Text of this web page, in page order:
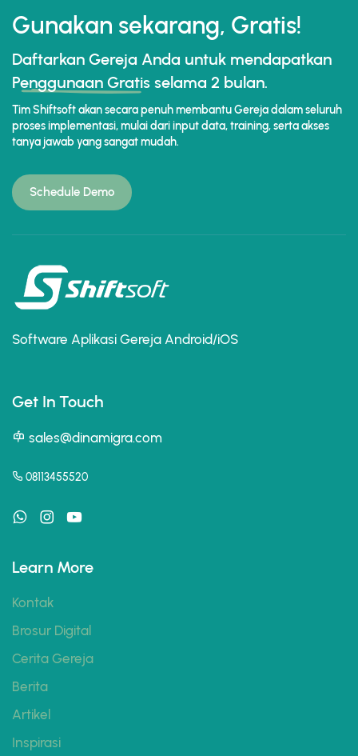
Gunakan sekarang, Gratis!
Daftarkan Gereja Anda untuk mendapatkan
Penggunaan Gratis selama 2 bulan.
Tim Shiftsoft akan secara penuh membantu Gereja dalam seluruh
proses implementasi, mulai dari input data, training, serta akses
tanya jawab yang sangat mudah.
Schedule Demo
Software Aplikasi Gereja Android/iOS
Get In Touch
sales@dinamigra.com
08113455520
Learn More
Kontak
Brosur Digital
Cerita Gereja
Berita
Artikel
Inspirasi